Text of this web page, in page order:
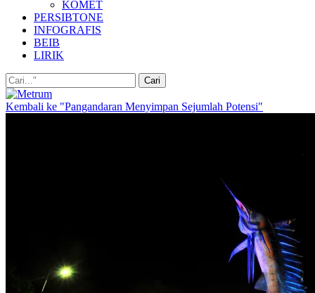
KOMET
PERSIBTONE
INFOGRAFIS
BEIB
LIRIK
Kembali ke "Pangandaran Menyimpan Sejumlah Potensi"